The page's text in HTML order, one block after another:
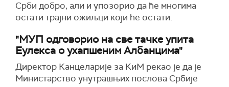
Срби добро, али и упозорио да ће многима
остати трајни ожиљци који ће остати.
"МУП одговорио на све тачке упита
Еулекса о ухапшеним Албанцима"
Директор Канцеларије за КиМ рекао је да је
Министарство унутрашњих послова Србије